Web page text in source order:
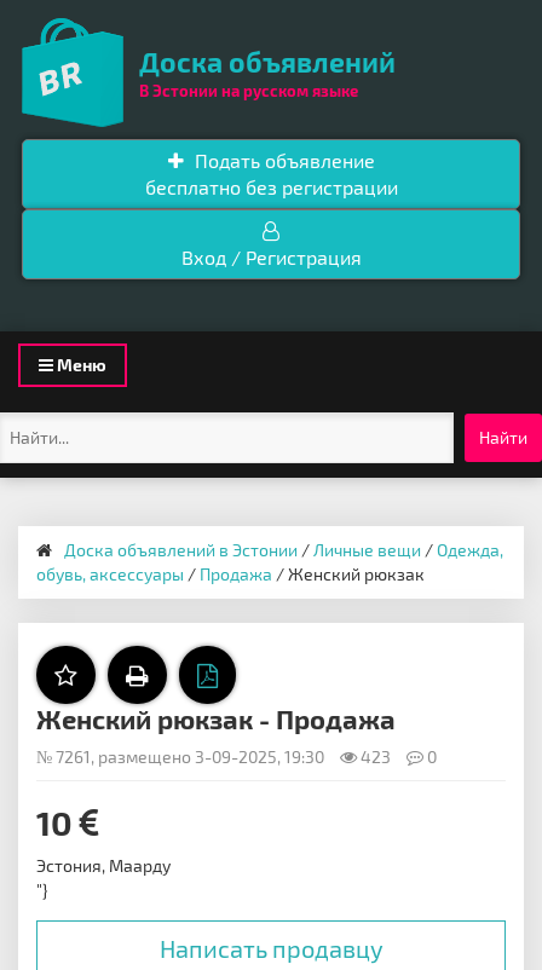
Доска объявлений
В Эстонии на русском языке
Подать объявление
бесплатно без регистрации
Вход / Регистрация
Toggle
navigation
Меню
Найти
Доска объявлений в Эстонии /Личные вещи /Одежда,
обувь, аксессуары / Продажа / Женский рюкзак
Женский рюкзак - Продажа
№ 7261, размещено 3-09-2025, 19:30 423 0
10
Эстония, Маарду
"}
Написать продавцу